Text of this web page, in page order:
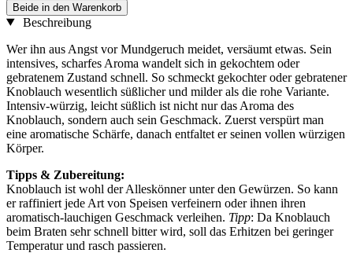
Beide in den Warenkorb
Beschreibung
Wer ihn aus Angst vor Mundgeruch meidet, versäumt etwas. Sein
intensives, scharfes Aroma wandelt sich in gekochtem oder
gebratenem Zustand schnell. So schmeckt gekochter oder gebratener
Knoblauch wesentlich süßlicher und milder als die rohe Variante.
Intensiv-würzig, leicht süßlich ist nicht nur das Aroma des
Knoblauch, sondern auch sein Geschmack. Zuerst verspürt man
eine aromatische Schärfe, danach entfaltet er seinen vollen würzigen
Körper.
Tipps & Zubereitung:
Knoblauch ist wohl der Alleskönner unter den Gewürzen. So kann
er raffiniert jede Art von Speisen verfeinern oder ihnen ihren
aromatisch-lauchigen Geschmack verleihen. Tipp: Da Knoblauch
beim Braten sehr schnell bitter wird, soll das Erhitzen bei geringer
Temperatur und rasch passieren.